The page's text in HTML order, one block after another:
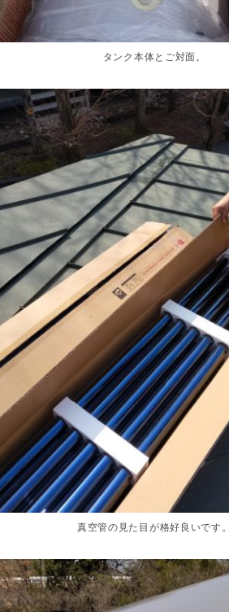
タンク本体とご対面。
真空管の見た目が格好良いです